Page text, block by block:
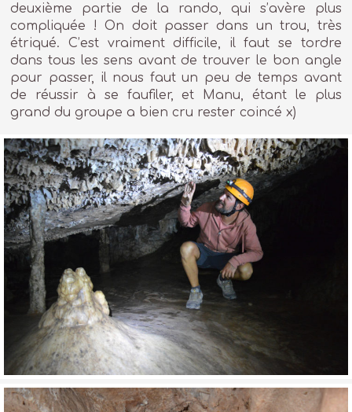
deuxième partie de la rando, qui s’avère plus
compliquée ! On doit passer dans un trou, très
étriqué. C’est vraiment difficile, il faut se tordre
dans tous les sens avant de trouver le bon angle
pour passer, il nous faut un peu de temps avant
de réussir à se faufiler, et Manu, étant le plus
grand du groupe a bien cru rester coincé x)